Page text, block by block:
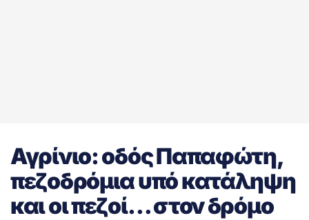
Αγρίνιο: οδός Παπαφώτη,
πεζοδρόμια υπό κατάληψη
και οι πεζοί… στον δρόμο